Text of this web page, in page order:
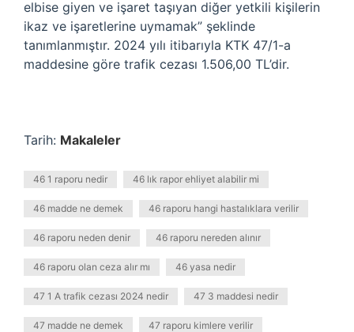
elbise giyen ve işaret taşıyan diğer yetkili kişilerin
ikaz ve işaretlerine uymamak” şeklinde
tanımlanmıştır. 2024 yılı itibarıyla KTK 47/1-a
maddesine göre trafik cezası 1.506,00 TL’dir.
Tarih: Makaleler
46 1 raporu nedir 46 lık rapor ehliyet alabilir mi
46 madde ne demek 46 raporu hangi hastalıklara verilir
46 raporu neden denir 46 raporu nereden alınır
46 raporu olan ceza alır mı 46 yasa nedir
47 1 A trafik cezası 2024 nedir 47 3 maddesi nedir
47 madde ne demek 47 raporu kimlere verilir